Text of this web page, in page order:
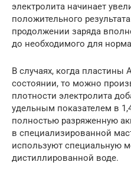
электролита начинает
положительного
продолжении заряда
до необходимого для
В случаях, когда пластины
состоянии, то можно
плотности электролита
удельным показателем в
полностью разряженную
в специализированной
используют специальную
дистиллированной воде.